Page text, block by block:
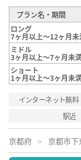
プラン名・期間
ロング
7ヶ月以上～12ヶ月未
ミドル
3ヶ月以上～7ヶ月未
ショート
1ヶ月以上～3ヶ月未
インターネット無料
駅近
京都府 京都市下